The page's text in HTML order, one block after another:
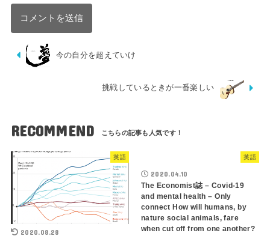
今の自分を超えていけ
挑戦しているときが一番楽しい
RECOMMEND
英語
2020.08.28
英語
2020.04.10
The Economist誌 – Covid-19
and mental health – Only
connect How will humans, by
nature social animals, fare
when cut off from one another?